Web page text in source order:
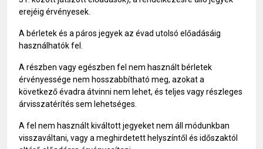
erejéig érvényesek.
A bérletek és a páros jegyek az évad utolsó előadásáig
használhatók fel.
A részben vagy egészben fel nem használt bérletek
érvényessége nem hosszabbítható meg, azokat a
következő évadra átvinni nem lehet, és teljes vagy részleges
árvisszatérítés sem lehetséges.
A fel nem használt kiváltott jegyeket nem áll módunkban
visszaváltani, vagy a meghirdetett helyszíntől és időszaktól